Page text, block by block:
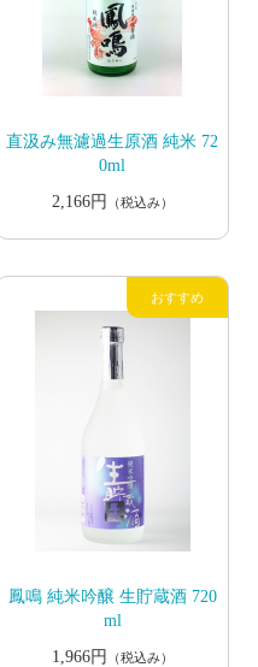
直汲み無濾過生原酒 純米 72
0ml
2,166円
（税込み）
鳳鳴 純米吟醸 生貯蔵酒 720
ml
1,966円
（税込み）